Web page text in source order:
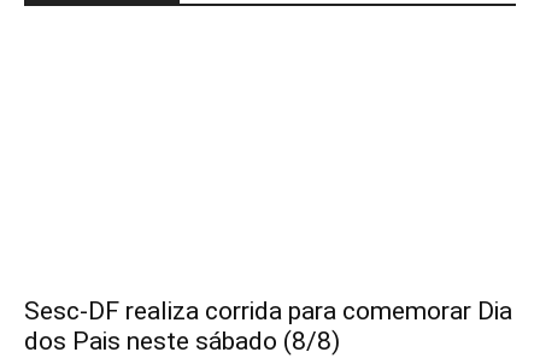
Sesc-DF realiza corrida para comemorar Dia
dos Pais neste sábado (8/8)